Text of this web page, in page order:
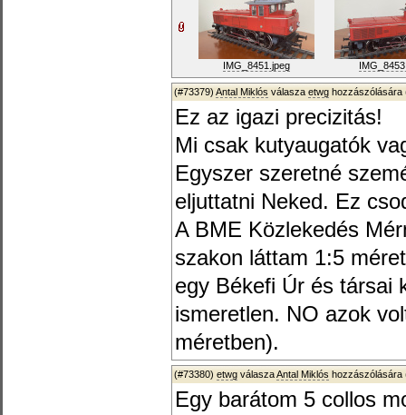
IMG_8451.jpeg
(#73379) Antal Miklós válasza etwg hozzászólására
Ez az igazi precizitás!
Mi csak kutyaugatók
Egyszer szeretné
eljuttatni Neked. Ez
A BME Közlekedés
szakon láttam 1:5
egy Békefi Úr és társai
ismeretlen. NO azok
méretben).
(#73380) etwg válaszaAntal Miklós hozzászólására
Egy barátom 5 collos